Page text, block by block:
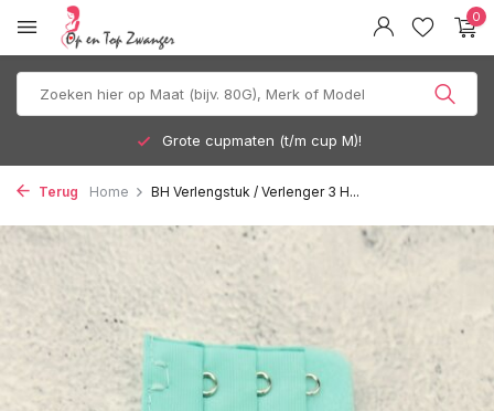
0
Grote cupmaten (t/m cup M)!
Terug Home BH Verlengstuk / Verlenger 3 H...